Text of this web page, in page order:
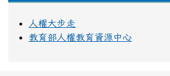
人權大步走
教育部人權教育資源中心